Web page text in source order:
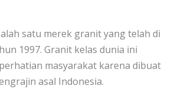
satu merek granit yang telah di
1997. Granit kelas dunia ini
masyarakat karena dibuat
asal Indonesia.